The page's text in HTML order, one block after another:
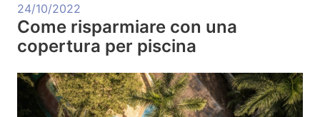
24/10/2022
Come risparmiare con una
copertura per piscina